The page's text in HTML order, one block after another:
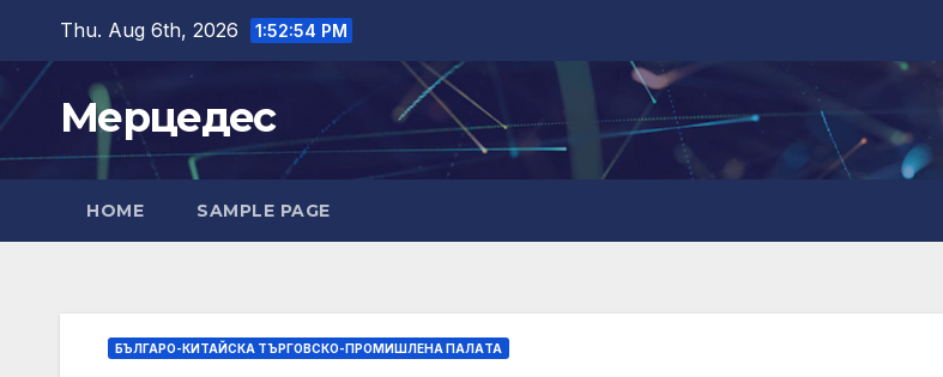
content
Thu. Aug 6th, 2026 1:52:55 PM
Мерцедес
HOME SAMPLE PAGE
БЪЛГАРО-КИТАЙСКА ТЪРГОВСКО-ПРОМИШЛЕНА ПАЛAТА